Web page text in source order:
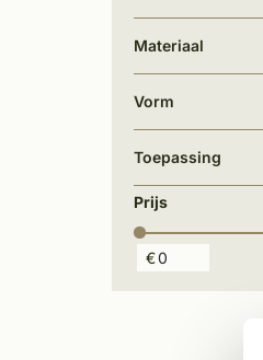
Materiaal
Vorm
Toepassing
Prijs
€